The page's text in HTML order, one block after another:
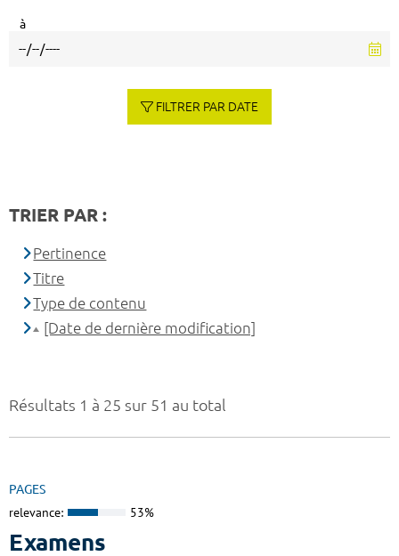
Résultats 1 à 25 sur 51 au total
PAGES
relevance: 53%
Examens
à
FILTRER PAR DATE
TRIER PAR :
Pertinence
Titre
Type de contenu
[Date de dernière modification]